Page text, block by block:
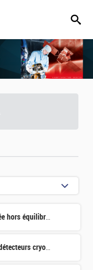
Modélisation d’une phase dispersée hors équilibre et de sa fragmentation
Cacracterisation et calibration de détecteurs cryogéniques à l'échelle de 100 eV pour la détection de la